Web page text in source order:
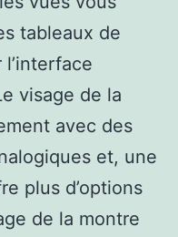
tableaux de
visage de la
avec des
et, une
plus d’options
de la montre